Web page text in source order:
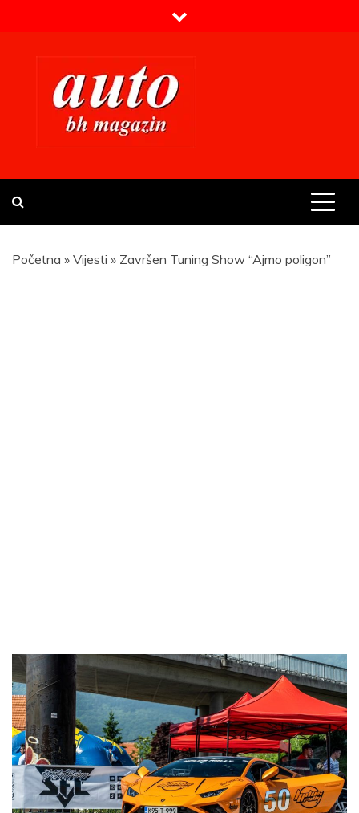
Prvi BH auto magazin
Početna » Vijesti » Završen Tuning Show “Ajmo poligon”